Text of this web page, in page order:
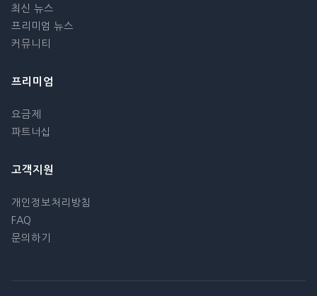
최신 뉴스
프리미엄 뉴스
커뮤니티
프리미엄
요금제
파트너십
고객지원
개인정보처리방침
FAQ
문의하기